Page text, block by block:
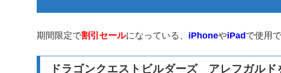
期間限定で割引セールになっている、 iPhoneやiPadで使用
ドラゴンクエストビルダーズ アレフガルド